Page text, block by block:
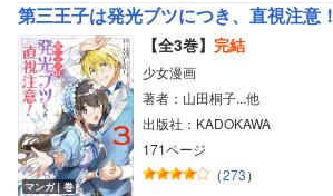
第三王子は発光ブツにつき、直視注意！
マンガ｜巻
【全3巻】 完結
少女漫画
著者：山田桐子...他
出版社：KADOKAWA
171ページ
（273）